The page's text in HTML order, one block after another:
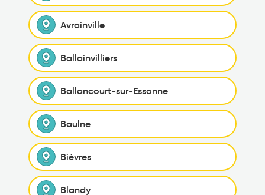
Avrainville
Ballainvilliers
Ballancourt-sur-Essonne
Baulne
Bièvres
Blandy